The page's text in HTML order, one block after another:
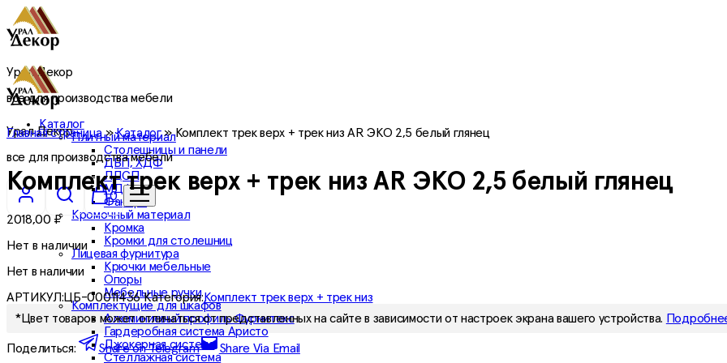
Урал Декор
все для производства мебели
Каталог
Плитный материал
Столешницы и панели
ДВП, ХДФ
ЛДСП
МДФ
Фанера
Кромочный материал
Кромка
Кромки для столешниц
Лицевая фурнитура
Крючки мебельные
Опоры
Мебельные ручки
Комплектущие для шкафов
Алюминиевый профиль Фурнитекс
Гардеробная система Аристо
Джокерная система
Стеллажная система
Урал Декор
все для производства мебели
0
Главная страница»Каталог»Комплект трек верх + трек низ AR ЭКО 2,5 белый глянец
Комплект трек верх + трек низ AR ЭКО 2,5 белый глянец
2018,00 ₽
Нет в наличии
Нет в наличии
АРТИКУЛ:ЦБ-00011436 Категория: Комплект трек верх + трек низ
*Цвет товаров может отличаться от представленных на сайте в зависимости от настроек экрана вашего устройства.
Поделиться: Share on Telegram Share Via Email